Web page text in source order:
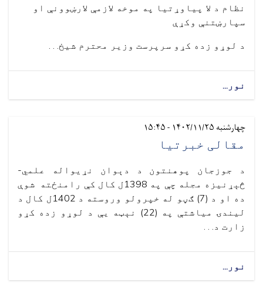
نظام د لا پیاوړتیا په موخه لازمې لارښوونې او
سپارښتنې وکړې
د لوړو زده کړو سرپرست وزیر محترم شیخ. . .
نور...
چهارشنبه ۱۴۰۲/۱۱/۲۵ - ۱۵:۴۵
مقالی خبرتیا
د جوزجان پوهنتون د دېوان نړیواله علمي-
څېړنیزه مجله چې په 1398ل کال کې رامنځته شوې
ده او د (7) ګڼو له خپرولو وروسته د 1402ل کال د
لیندۍ میاشتې په (22) نېټه یې د لوړو زده کړو
زارت د. . .
نور...